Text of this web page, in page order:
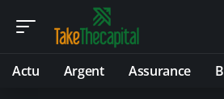
Actu Argent Assurance